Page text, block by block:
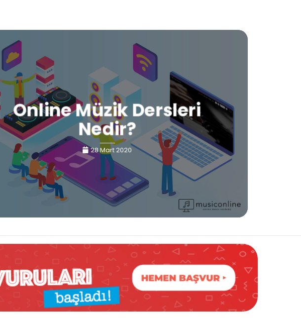
Online Müzik Dersleri
Nedir?
28 Mart 2020